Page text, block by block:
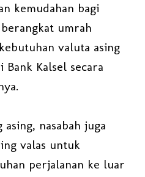
kemudahan bagi
umrah
valuta asing
Kalsel secara
nasabah juga
valas untuk
perjalanan ke luar